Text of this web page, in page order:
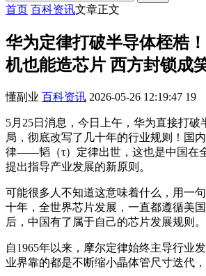
首页 百科资讯文章正文
华为定律打破半导体桎梏
机也能造芯片 西方封锁成
懂副业 百科资讯 2026-05-26 12:19:47 19
5月25日消息，今日上午，华为直接打破
局，彻底改写了几十年的行业规则！国
律——韬（τ）定律出世，这也是中国在
提出指导产业发展的新原则。
可能很多人不知道这意味着什么，用一
十年，全世界芯片发展，一直都遵循美
后，中国有了属于自己的芯片发展规则。
自1965年以来，摩尔定律始终主导行业
业界靠的都是不断缩小晶体管尺寸迭代，